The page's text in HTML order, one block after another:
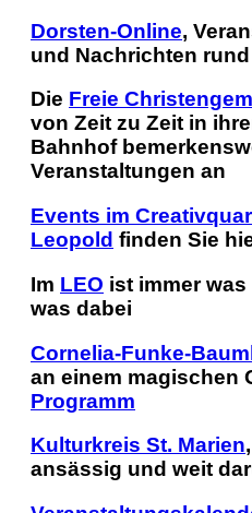
Dorsten-Online,
und Nachrichten
Die Freie
von Zeit zu Zeit in
Bahnhof
Veranstaltungen an
Events im
Leopold finden Sie
Im LEO ist immer
was dabei
Cornelia-Funke-
an einem magischen
Programm
Kulturkreis St. Marien
ansässig und weit